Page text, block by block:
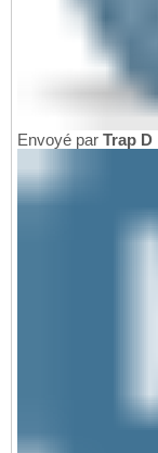
Envoyé par Trap D